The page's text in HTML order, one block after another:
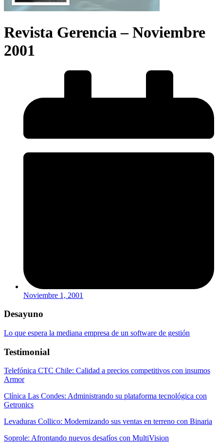
Revista Gerencia – Noviembre
2001
Noviembre 1, 2001
Desayuno
Lo que espera la mediana empresa de un software de gestión
Testimonial
Telefónica CTC Chile: Calidad a precios competitivos con insumos
Armor
Clínica Las Condes: Administrando su plataforma tecnológica con
Getronics
Levaduras Collico: Modernizando sus ventas en terreno con Binaria
Soprole: Afrontando nuevos desafíos con MultiVision